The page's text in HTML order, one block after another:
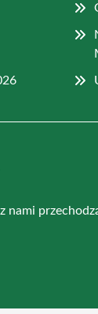
nami